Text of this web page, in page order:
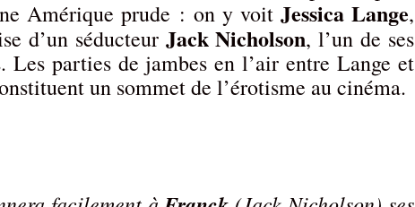
Amérique prude : on y voit Jessica Lange,
d’un séducteur Jack Nicholson, l’un de ses
Les parties de jambes en l’air entre Lange et
un sommet de l’érotisme au cinéma.